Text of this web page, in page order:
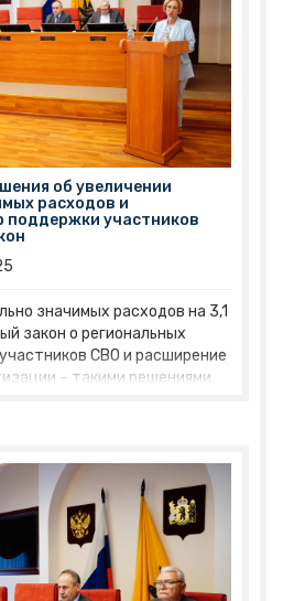
об увеличении
расходов и
поддержки участников
значимых расходов на 3,1
закон о региональных
СВО и расширение
– такими решениями